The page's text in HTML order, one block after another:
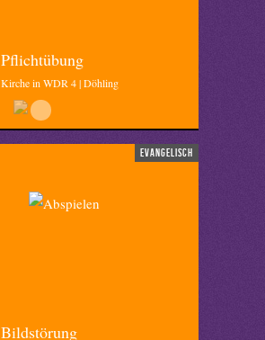
Pflichtübung
Kirche in WDR 4 | Döhling
evangelisch
Bildstörung